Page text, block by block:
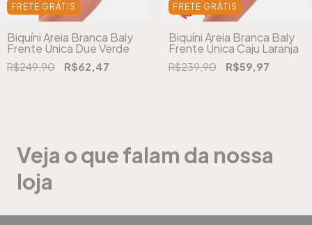
FRETE GRÁTIS
Biquíni Areia Branca Baly
Frente Única Due Verde
R$249,90 R$62,47
FRETE GRÁTIS
Biquíni Areia Branca Baly
Frente Única Caju Laranja
R$239,90 R$59,97
Veja o que falam da nossa
loja